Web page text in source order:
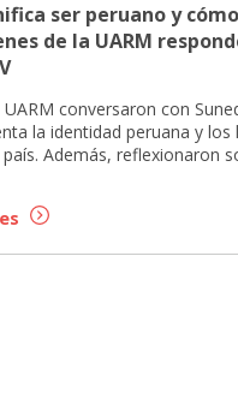
ser peruano y
de la UARM
conversaron con
la identidad peruana y los
Además, reflexionaron